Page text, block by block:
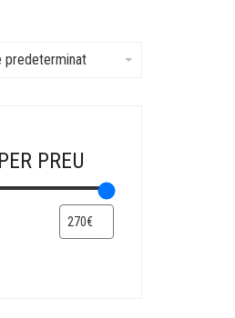
predeterminat
PREU